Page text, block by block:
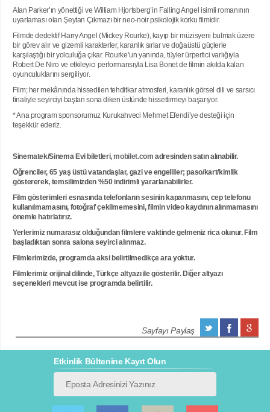
Alan Parker’ın yönettiği ve William Hjortsberg’in Falling Angel isimli romanının
uyarlaması olan Şeytan Çıkmazı bir neo-noir psikolojik korku filmidir.
Filmde dedektif Harry Angel (Mickey Rourke), kayıp bir müzisyeni bulmak üzere
bir görev alır ve gizemli karakterler, karanlık sırlar ve doğaüstü güçlerle
karşılaştığı bir yolculuğa çıkar. Rourke’un yanında, tüyler ürpertici varlığıyla
Robert De Niro ve etkileyici performansıyla Lisa Bonet de filmin akılda kalan
oyunculuklarını sergiliyor.
Film; her mekânında hissedilen tehditkar atmosferi, karanlık görsel dili ve sarsıcı
finaliyle seyirciyi baştan sona diken üstünde hissettirmeyi başarıyor.
* Ana program sponsorumuz Kurukahveci Mehmet Efendi’ye desteği için
teşekkür ederiz.
Sinematek/Sinema Evi biletleri,mobilet.com adresinden satın alınabilir.
Öğrenciler, 65 yaş üstü vatandaşlar, gazi ve engelliler; paso/kart/kimlik
göstererek, temsilimizden %50 indirimli yararlanabilirler.
Film gösterimleri esnasında telefonların sesinin kapanmasını, cep telefonu
kullanılmamasını, fotoğraf çekilmemesini, filmin video kaydının alınmamasını
önemle hatırlatırız.
Yerlerimiz numarasız olduğundan filmlere vaktinde gelmeniz rica olunur. Film
başladıktan sonra salona seyirci alınmaz.
Filmlerimizde, programda aksi belirtilmedikçe ara yoktur.
Filmlerimiz orijinal dilinde, Türkçe altyazı ile gösterilir. Diğer altyazı
seçenekleri mevcut ise programda belirtilir.
Sayfayı Paylaş
Etkinlik Bültenine Kayıt Olun